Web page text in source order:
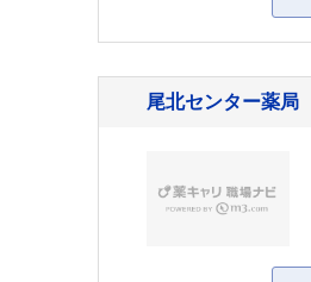
尾北センター薬局